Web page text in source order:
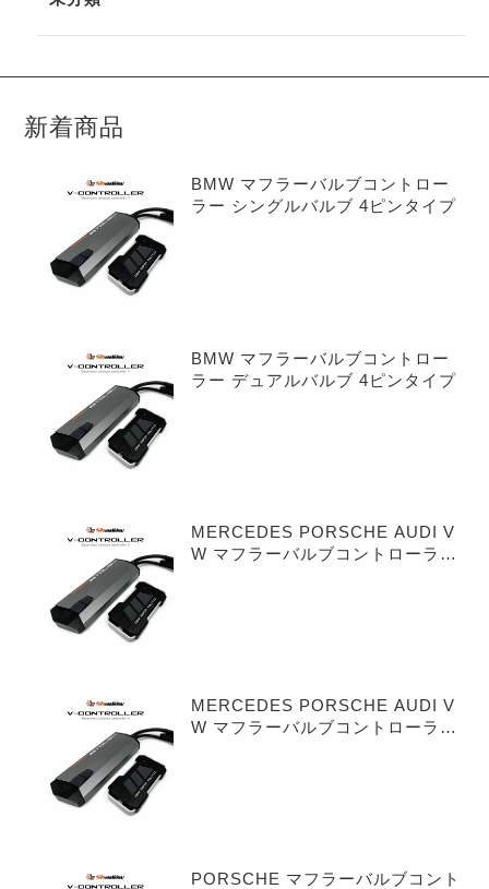
新着商品
BMW マフラーバルブコントロー
ラー シングルバルブ 4ピンタイプ
BMW マフラーバルブコントロー
ラー デュアルバルブ 4ピンタイプ
MERCEDES PORSCHE AUDI V
W マフラーバルブコントローラー
MERCEDES PORSCHE AUDI V
W マフラーバルブコントローラー
PORSCHE マフラーバルブコント